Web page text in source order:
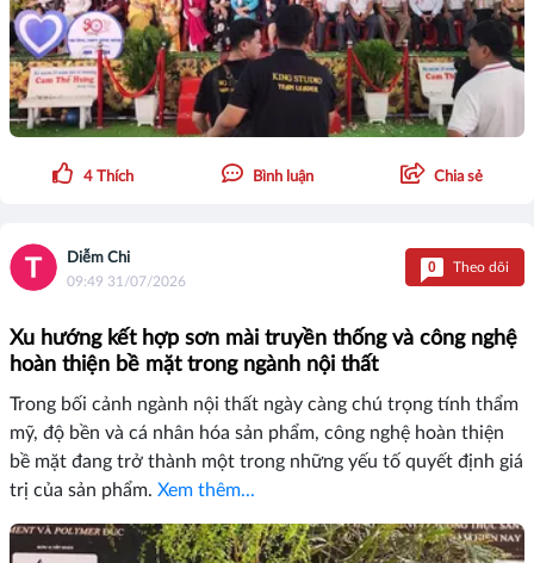
4 Thích Bình luận Chia sẻ
Diễm Chi
09:49 31/07/2026
0 Theo dõi
Xu hướng kết hợp sơn mài truyền thống và công nghệ
hoàn thiện bề mặt trong ngành nội thất
Trong bối cảnh ngành nội thất ngày càng chú trọng tính thẩm
mỹ, độ bền và cá nhân hóa sản phẩm, công nghệ hoàn thiện
bề mặt đang trở thành một trong những yếu tố quyết định giá
trị của sản phẩm. Xem thêm...